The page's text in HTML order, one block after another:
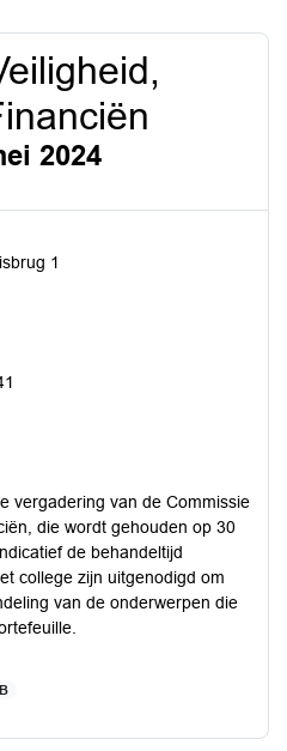
2024
1
vergadering van de Commissie
die wordt gehouden op 30
de behandeltijd
college zijn uitgenodigd om
van de onderwerpen die